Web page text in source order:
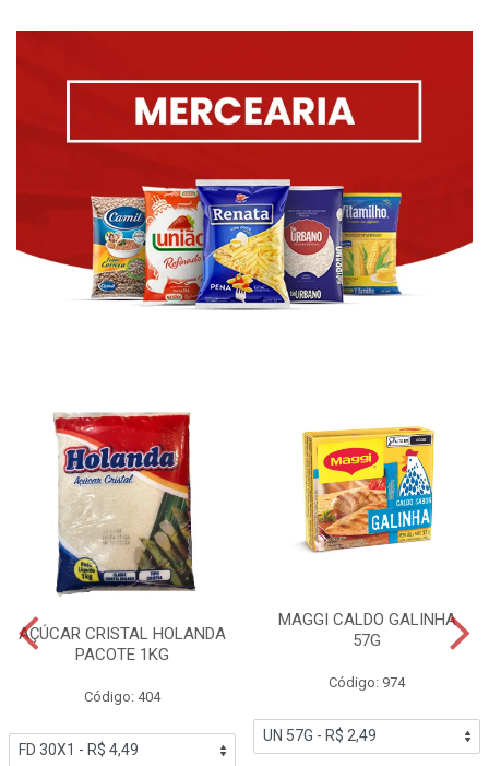
AÇÚCAR CRISTAL HOLANDA
PACOTE 1KG
Código: 404
MAGGI CALDO GALINHA
57G
Código: 974